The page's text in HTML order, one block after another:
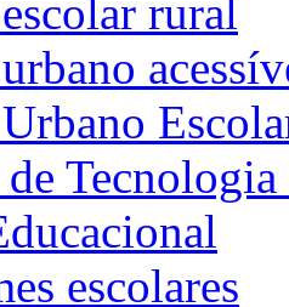
rural
escolares